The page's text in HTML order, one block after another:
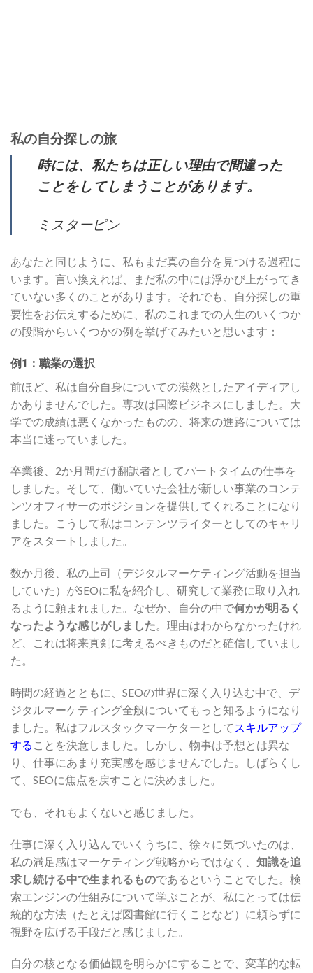
私の自分探しの旅
時には、私たちは正しい理由で間違った
ことをしてしまうことがあります。
ミスターピン
あなたと同じように、私もまだ真の自分を見つける過程に
います。言い換えれば、まだ私の中には浮かび上がってき
ていない多くのことがあります。それでも、自分探しの重
要性をお伝えするために、私のこれまでの人生のいくつか
の段階からいくつかの例を挙げてみたいと思います：
例1：職業の選択
前ほど、私は自分自身についての漠然としたアイディアし
かありませんでした。専攻は国際ビジネスにしました。大
学での成績は悪くなかったものの、将来の進路については
本当に迷っていました。
卒業後、2か月間だけ翻訳者としてパートタイムの仕事を
しました。そして、働いていた会社が新しい事業のコンテ
ンツオフィサーのポジションを提供してくれることになり
ました。こうして私はコンテンツライターとしてのキャリ
アをスタートしました。
数か月後、私の上司（デジタルマーケティング活動を担当
していた）がSEOに私を紹介し、研究して業務に取り入れ
るように頼まれました。なぜか、自分の中で何かが明るく
なったような感じがしました。理由はわからなかったけれ
ど、これは将来真剣に考えるべきものだと確信していまし
た。
時間の経過とともに、SEOの世界に深く入り込む中で、デ
ジタルマーケティング全般についてもっと知るようになり
ました。私はフルスタックマーケターとして スキルアップ
する ことを決意しました。しかし、物事は予想とは異な
り、仕事にあまり充実感を感じませんでした。しばらくし
て、SEOに焦点を戻すことに決めました。
でも、それもよくないと感じました。
仕事に深く入り込んでいくうちに、徐々に気づいたのは、
私の満足感はマーケティング戦略からではなく、 知識を追
求し続ける中で生まれるものであるということでした。検
索エンジンの仕組みについて学ぶことが、私にとっては伝
統的な方法（たとえば図書館に行くことなど）に頼らずに
視野を広げる手段だと感じました。
自分の核となる価値観を明らかにすることで、変革的な転